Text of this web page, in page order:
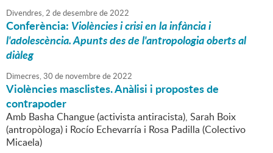
Divendres,2 dedesembrede2022
Conferència: Violències i crisi en la infància i
l'adolescència. Apunts des de l'antropologia oberts al
diàleg
Dimecres,30 de novembrede2022
Violències masclistes. Anàlisi i propostes de
contrapoder
Amb Basha Changue (activista antiracista), Sarah Boix
(antropòloga) i Rocío Echevarría i Rosa Padilla (Colectivo
Micaela)